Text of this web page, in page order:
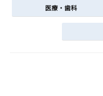
医療・歯科